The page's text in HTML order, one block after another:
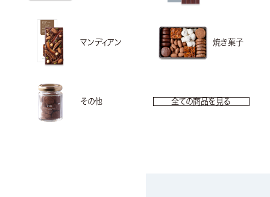
マンディアン 焼き菓子
その他 全ての商品を見る